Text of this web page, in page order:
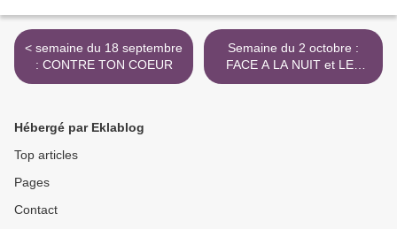
< semaine du 18 septembre
: CONTRE TON COEUR
Semaine du 2 octobre :
FACE A LA NUIT et LES
PETITS MAÎTRES DU
Hébergé par Eklablog
Top articles
Pages
Contact